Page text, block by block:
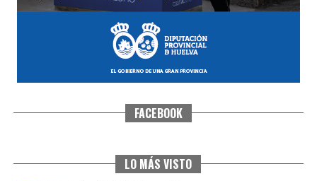
CUARTA CORRIDA DE LAS FIESTAS COLOMBINAS
FACEBOOK
LO MÁS VISTO